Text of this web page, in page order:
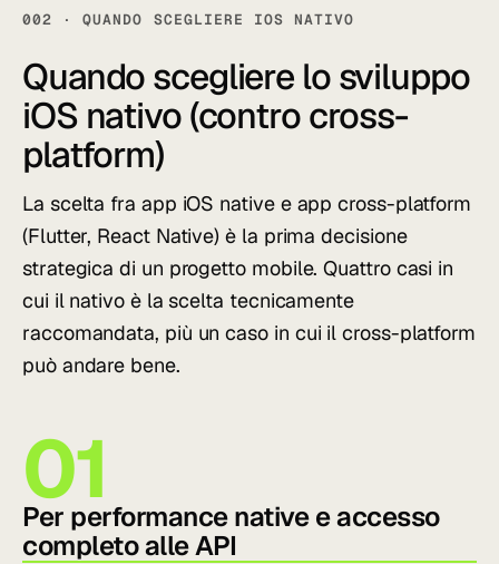
002 · QUANDO SCEGLIERE IOS NATIVO
Quando scegliere lo sviluppo
iOS nativo(contro cross-
platform)
La scelta fra app iOS native e app cross-platform
(Flutter, React Native) è la prima decisione
strategica di un progetto mobile. Quattro casi in
cui il nativo è la scelta tecnicamente
raccomandata, più un caso in cui il cross-platform
può andare bene.
01
Per performance native e accesso
completo alle API